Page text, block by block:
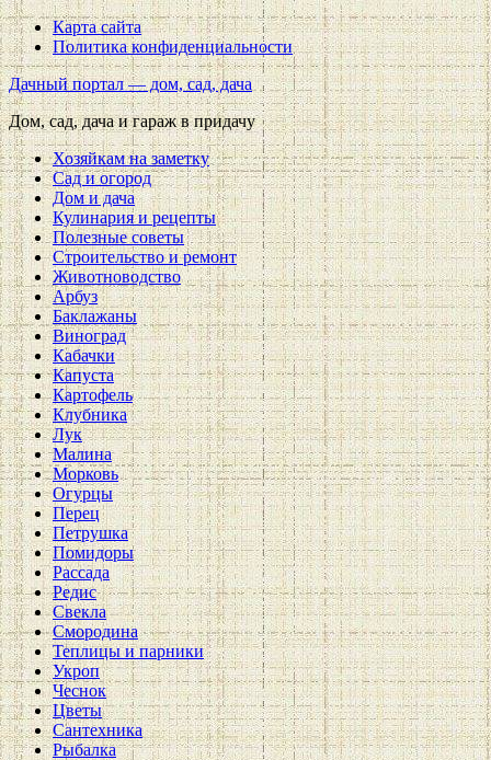
Карта сайта
Политика конфиденциальности
Дачный портал — дом, сад, дача
Дом, сад, дача и гараж в придачу
Хозяйкам на заметку
Сад и огород
Дом и дача
Кулинария и рецепты
Полезные советы
Строительство и ремонт
Животноводство
Арбуз
Баклажаны
Виноград
Кабачки
Капуста
Картофель
Клубника
Лук
Малина
Морковь
Огурцы
Перец
Петрушка
Помидоры
Рассада
Редис
Свекла
Смородина
Теплицы и парники
Укроп
Чеснок
Цветы
Сантехника
Рыбалка